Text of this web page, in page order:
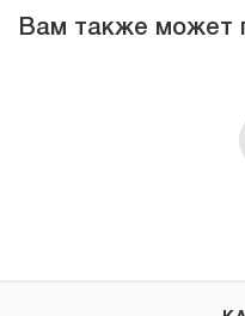
Вам также может